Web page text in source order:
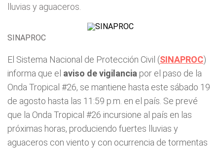
lluvias y aguaceros.
SINAPROC
El Sistema Nacional de Protección Civil (SINAPROC)
informa que el aviso de vigilancia por el paso de la
Onda Tropical #26, se mantiene hasta este sábado 19
de agosto hasta las 11:59 p.m. en el país. Se prevé
que la Onda Tropical #26 incursione al país en las
próximas horas, produciendo fuertes lluvias y
aguaceros con viento y con ocurrencia de tormentas